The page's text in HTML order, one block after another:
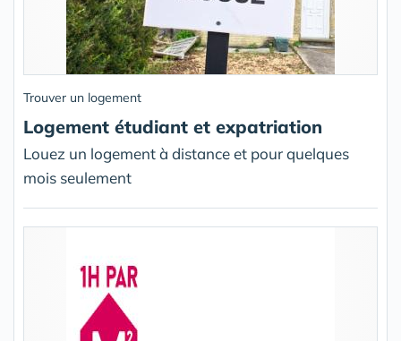
Trouver un logement
Logement étudiant et expatriation
Louez un logement à distance et pour quelques
mois seulement